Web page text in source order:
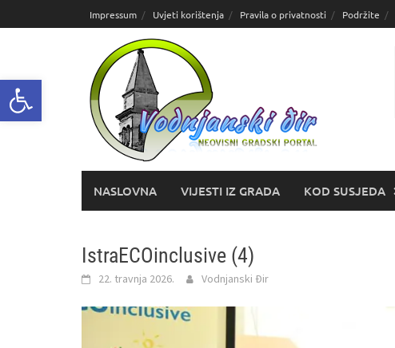
Open toolbar
do
Impressum Uvjeti korištenja Pravila o privatnosti Podržite
NASLOVNA VIJESTI IZ GRADA KOD SUSJEDA
IstraECOinclusive (4)
22. travnja 2026. Vodnjanski Đir